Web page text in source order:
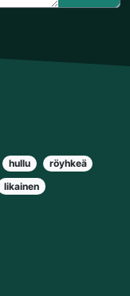
hullu
röyhkeä
likainen